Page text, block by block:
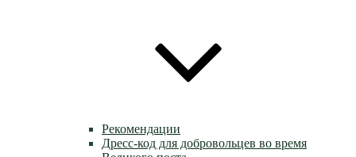
Рекомендации
Дресс-код для добровольцев во время